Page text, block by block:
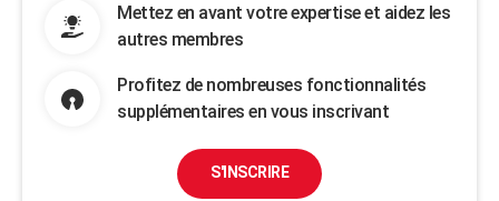
Mettez en avant votre expertise et aidez les
autres membres
Profitez de nombreuses fonctionnalités
supplémentaires en vous inscrivant
S'INSCRIRE